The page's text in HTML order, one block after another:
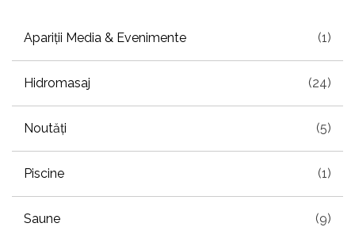
Apariții Media & Evenimente (1)
Hidromasaj (24)
Noutăți (5)
Piscine (1)
Saune (9)